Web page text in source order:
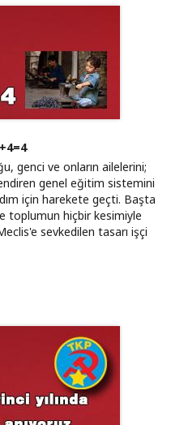
genci ve onların ailelerini;
genel eğitim sistemini
için harekete geçti. Başta
toplumun hiçbir kesimiyle
sevkedilen tasarı işçi